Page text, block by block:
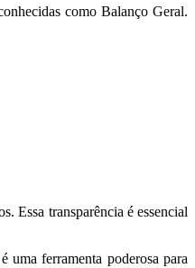
como Balanço Geral.
Essa transparência é essencial
uma ferramenta poderosa para